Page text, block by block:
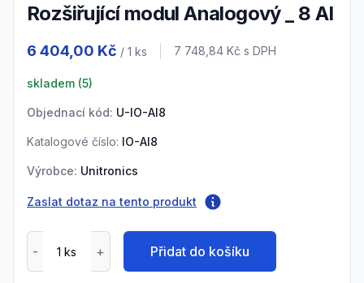
Rozšiřující modul Analogový _ 8 AI
6 404,00 Kč / 1 ks Cena s DPH
7 748,84 Kč s DPH
skladem (5)
Objednací kód: U-IO-AI8
Katalogové číslo: IO-AI8
Výrobce: Unitronics
Zaslat dotaz na tento produkt
Přidat do košíku